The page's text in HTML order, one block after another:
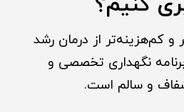
و کم‌هزینه‌تر از درمان رشد
نگهداری تخصصی و
و سالم است.